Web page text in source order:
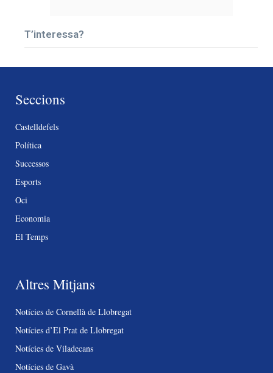
T’interessa?
Seccions
Castelldefels
Política
Successos
Esports
Oci
Economia
El Temps
Altres Mitjans
Notícies de Cornellà de Llobregat
Notícies d’El Prat de Llobregat
Notícies de Viladecans
Notícies de Gavà